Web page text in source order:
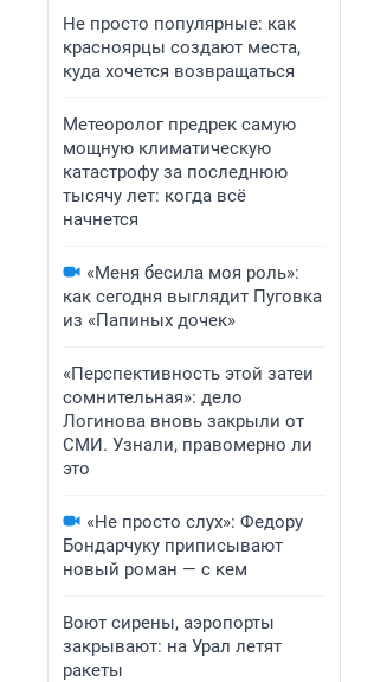
Не просто популярные: как
красноярцы создают места,
куда хочется возвращаться
Метеоролог предрек самую
мощную климатическую
катастрофу за последнюю
тысячу лет: когда всё
начнется
«Меня бесила моя роль»:
как сегодня выглядит Пуговка
из «Папиных дочек»
«Перспективность этой затеи
сомнительная»: дело
Логинова вновь закрыли от
СМИ. Узнали, правомерно ли
это
«Не просто слух»: Федору
Бондарчуку приписывают
новый роман — с кем
Воют сирены, аэропорты
закрывают: на Урал летят
ракеты